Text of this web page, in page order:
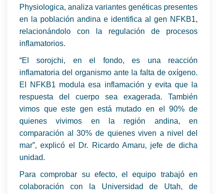
Physiologica, analiza variantes genéticas presentes
en la población andina e identifica al gen NFKB1,
relacionándolo con la regulación de procesos
inflamatorios.
“El sorojchi, en el fondo, es una reacción
inflamatoria del organismo ante la falta de oxígeno.
El NFKB1 modula esa inflamación y evita que la
respuesta del cuerpo sea exagerada. También
vimos que este gen está mutado en el 90% de
quienes vivimos en la región andina, en
comparación al 30% de quienes viven a nivel del
mar”, explicó el Dr. Ricardo Amaru, jefe de dicha
unidad.
Para comprobar su efecto, el equipo trabajó en
colaboración con la Universidad de Utah, de